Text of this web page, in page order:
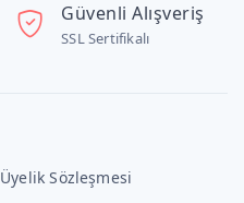
Güvenli Alışveriş
SSL Sertifikalı
Üyelik Sözleşmesi